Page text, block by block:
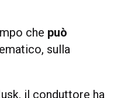
che può
sulla
il conduttore ha